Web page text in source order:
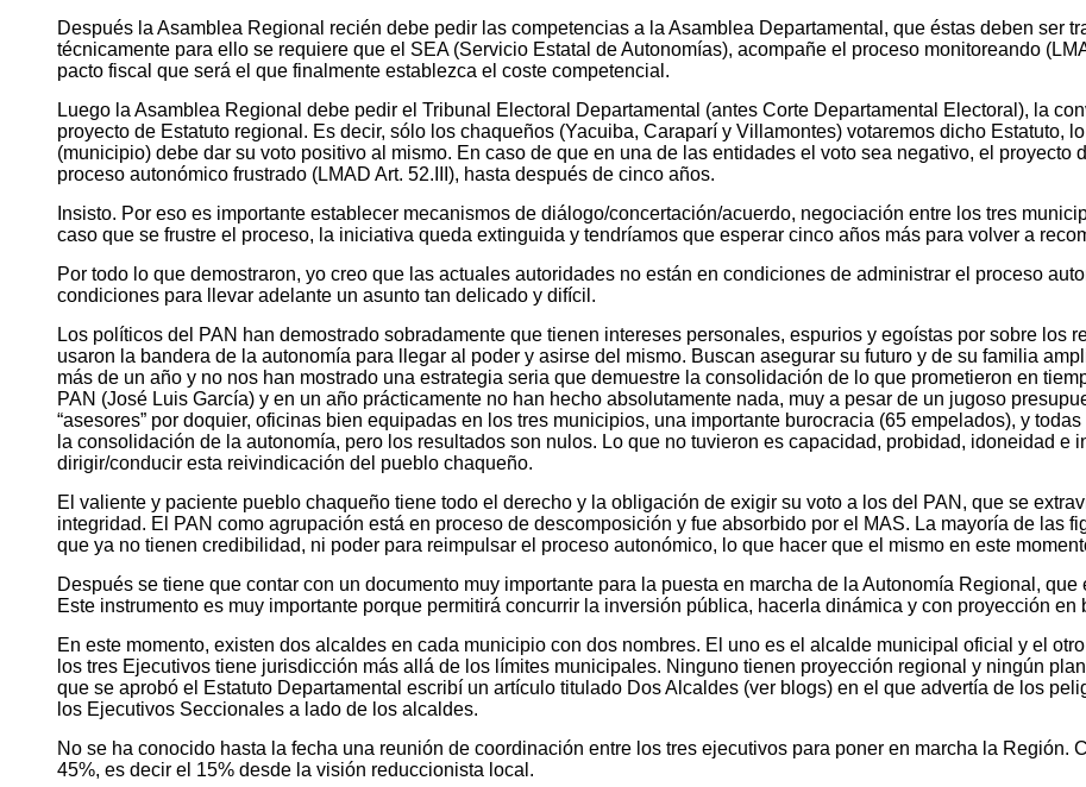
Después la Asamblea Regional recién debe pedir las competencias a la Asamblea Departamental, que éstas deben ser
técnicamente para ello se requiere que el SEA (Servicio Estatal de Autonomías), acompañe el proceso monitoreando
pacto fiscal que será el que finalmente establezca el coste competencial.
Luego la Asamblea Regional debe pedir el Tribunal Electoral Departamental (antes Corte Departamental Electoral), la
proyecto de Estatuto regional. Es decir, sólo los chaqueños (Yacuiba, Caraparí y Villamontes) votaremos dicho Estatuto,
(municipio) debe dar su voto positivo al mismo. En caso de que en una de las entidades el voto sea negativo, el proyecto
proceso autonómico frustrado (LMAD Art. 52.III), hasta después de cinco años.
Insisto. Por eso es importante establecer mecanismos de diálogo/concertación/acuerdo, negociación entre los tres
caso que se frustre el proceso, la iniciativa queda extinguida y tendríamos que esperar cinco años más para volver a
Por todo lo que demostraron, yo creo que las actuales autoridades no están en condiciones de administrar el proceso
condiciones para llevar adelante un asunto tan delicado y difícil.
Los políticos del PAN han demostrado sobradamente que tienen intereses personales, espurios y egoístas por sobre los
usaron la bandera de la autonomía para llegar al poder y asirse del mismo. Buscan asegurar su futuro y de su familia
más de un año y no nos han mostrado una estrategia seria que demuestre la consolidación de lo que prometieron en
PAN (José Luis García) y en un año prácticamente no han hecho absolutamente nada, muy a pesar de un jugoso
“asesores” por doquier, oficinas bien equipadas en los tres municipios, una importante burocracia (65 empelados), y
la consolidación de la autonomía, pero los resultados son nulos. Lo que no tuvieron es capacidad, probidad, idoneidad e
dirigir/conducir esta reivindicación del pueblo chaqueño.
El valiente y paciente pueblo chaqueño tiene todo el derecho y la obligación de exigir su voto a los del PAN, que se
integridad. El PAN como agrupación está en proceso de descomposición y fue absorbido por el MAS. La mayoría de las
que ya no tienen credibilidad, ni poder para reimpulsar el proceso autonómico, lo que hacer que el mismo en este
Después se tiene que contar con un documento muy importante para la puesta en marcha de la Autonomía Regional,
Este instrumento es muy importante porque permitirá concurrir la inversión pública, hacerla dinámica y con proyección en
En este momento, existen dos alcaldes en cada municipio con dos nombres. El uno es el alcalde municipal oficial y el
los tres Ejecutivos tiene jurisdicción más allá de los límites municipales. Ninguno tienen proyección regional y ningún
que se aprobó el Estatuto Departamental escribí un artículo titulado Dos Alcaldes (ver blogs) en el que advertía de los
los Ejecutivos Seccionales a lado de los alcaldes.
No se ha conocido hasta la fecha una reunión de coordinación entre los tres ejecutivos para poner en marcha la Región.
45%, es decir el 15% desde la visión reduccionista local.